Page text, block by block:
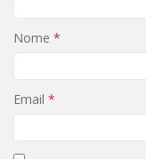
Nome *
Email *